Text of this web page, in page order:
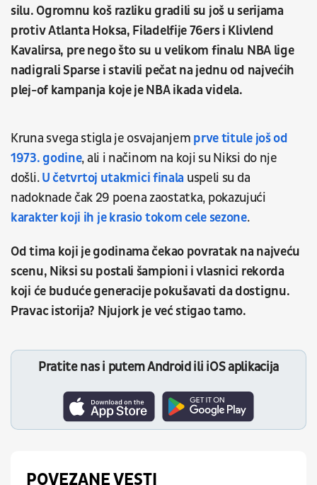
silu. Ogromnu koš razliku gradili su još u serijama
protiv Atlanta Hoksa, Filadelfije 76ers i Klivlend
Kavalirsa, pre nego što su u velikom finalu NBA lige
nadigrali Sparse i stavili pečat na jednu od najvećih
plej-of kampanja koje je NBA ikada videla.
Kruna svega stigla je osvajanjem prve titule još od
1973. godine, ali i načinom na koji su Niksi do nje
došli.U četvrtoj utakmici finala uspeli su da
nadoknade čak 29 poena zaostatka, pokazujući
karakter koji ih je krasio tokom cele sezone.
Od tima koji je godinama čekao povratak na najveću
scenu, Niksi su postali šampioni i vlasnici rekorda
koji će buduće generacije pokušavati da dostignu.
Pravac istorija? Njujork je već stigao tamo.
Pratite nas i putem Android ili iOS aplikacija
POVEZANE VESTI